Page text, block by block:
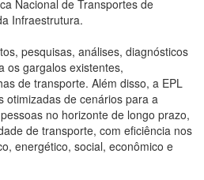
Nacional de Transportes de
Infraestrutura.
pesquisas, análises, diagnósticos
os gargalos existentes,
de transporte. Além disso, a EPL
otimizadas de cenários para a
no horizonte de longo prazo,
de transporte, com eficiência nos
energético, social, econômico e